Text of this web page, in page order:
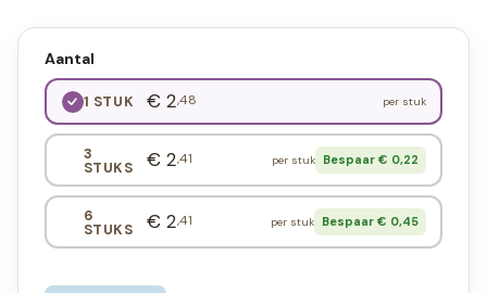
Aantal
1 STUK € 2,48 per stuk
3
STUKS € 2,41 per stuk Bespaar € 0,22
6
STUKS € 2,41 per stuk Bespaar € 0,45